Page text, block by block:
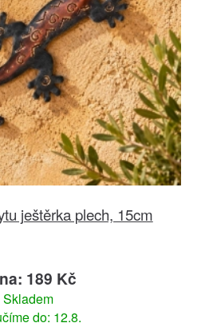
ještěrka plech, 15cm
189 Kč
Skladem
do: 12.8.